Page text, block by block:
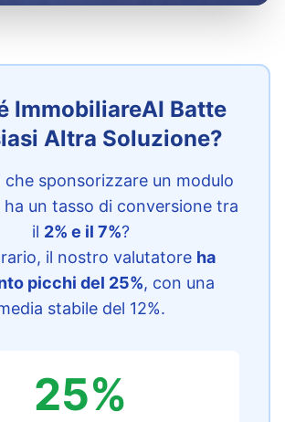
ImmobiliareAI Batte
Altra Soluzione?
che sponsorizzare un modulo
ha un tasso di conversione tra
il 2% e il 7%?
il nostro valutatore ha
picchi del 25%, con una
stabile del 12%.
25%